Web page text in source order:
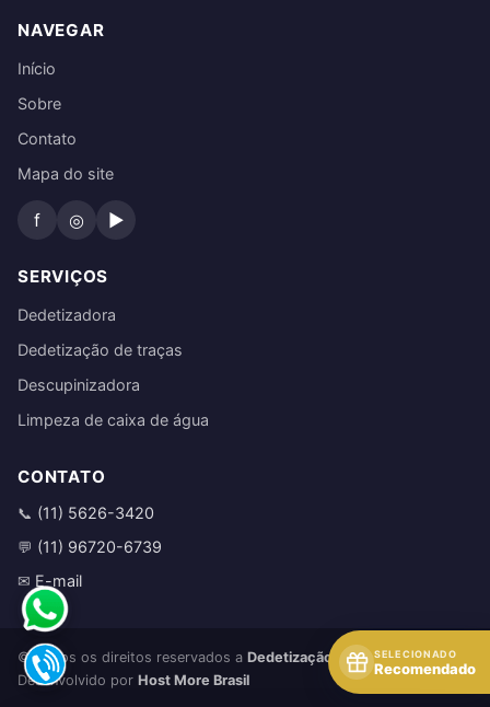
NAVEGAR
Início
Sobre
Contato
Mapa do site
f ◎ ▶
SERVIÇOS
Dedetizadora
Dedetização de traças
Descupinizadora
Limpeza de caixa de água
CONTATO
📞 (11) 5626-3420
💬 (11) 96720-6739
✉ E-mail
© Todos os direitos reservados a Dedetização de traças
Desenvolvido por Host More Brasil
SELECIONADO
Recomendado